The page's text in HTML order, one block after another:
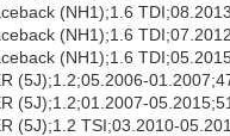
(NH1);1.6
(NH1);1.6
(NH1);1.6
(5J);1.2;05.2006-
(5J);1.2;01.2007-
(5J);1.2 TSI;03.2010-